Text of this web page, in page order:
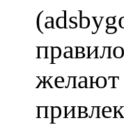
желают